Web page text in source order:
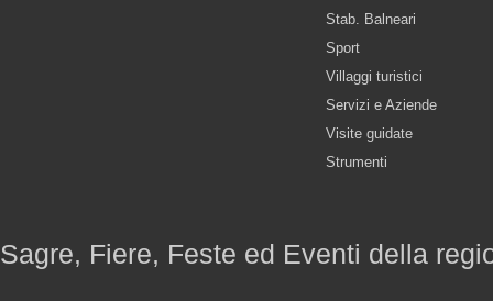
Stab. Balneari
Sport
Villaggi turistici
Servizi e Aziende
Visite guidate
Strumenti
Sagre, Fiere, Feste ed Eventi della